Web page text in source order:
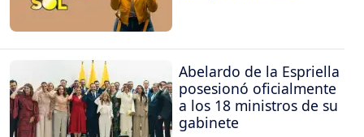
Abelardo de la Espriella
posesionó oficialmente
a los 18 ministros de su
gabinete